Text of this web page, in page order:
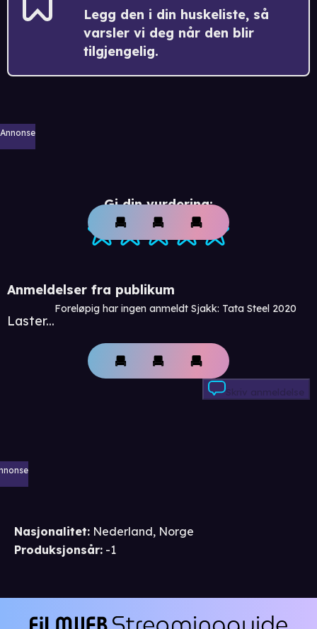
Legg den i din huskeliste, så
varsler vi deg når den blir
tilgjengelig.
Annonse
Gi din vurdering:
Anmeldelser fra publikum
Laster...
Foreløpig har ingen anmeldt Sjakk: Tata Steel 2020
Skriv anmeldelse
Nasjonalitet: Nederland, Norge
Produksjonsår: -1